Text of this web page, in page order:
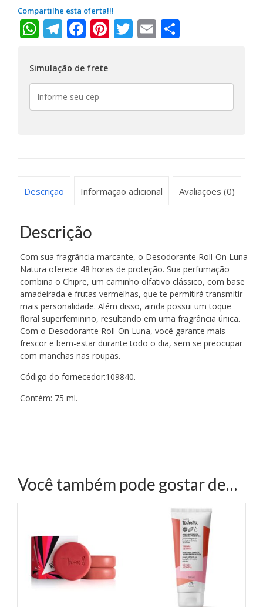
Compartilhe esta oferta!!!
WhatsApp
Telegram
Facebook
Pinterest
Twitter
Email
Simulação de frete
Descrição Informação adicional Avaliações (0)
Descrição
Com sua fragrância marcante, o Desodorante Roll-On Luna
Natura oferece 48 horas de proteção. Sua perfumação
combina o Chipre, um caminho olfativo clássico, com base
amadeirada e frutas vermelhas, que te permitirá transmitir
mais personalidade. Além disso, ainda possui um toque
floral superfeminino, resultando em uma fragrância única.
Com o Desodorante Roll-On Luna, você garante mais
frescor e bem-estar durante todo o dia, sem se preocupar
com manchas nas roupas.
Código do fornecedor:109840.
Contém: 75 ml.
Você também pode gostar de…